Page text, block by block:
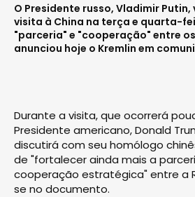
O Presidente russo, Vladimir
visita à China na terça e quarta-
"parceria" e "cooperação" entre
anunciou hoje o Kremlin em
Durante a visita, que ocorrerá
Presidente americano, Donald
discutirá com seu homólogo
de "fortalecer ainda mais a
cooperação estratégica" entre a
se no documento.